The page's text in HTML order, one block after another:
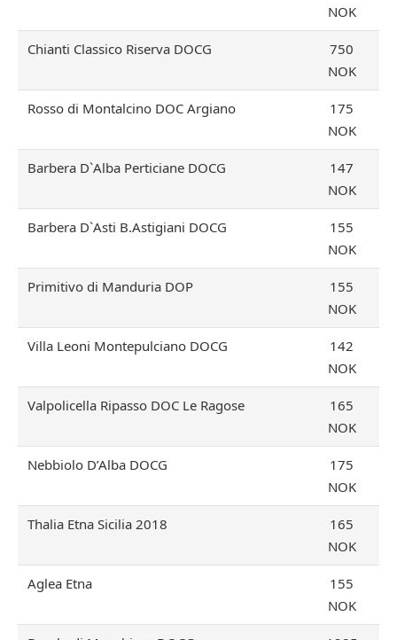
NOK
Chianti Classico Riserva DOCG
750
NOK
Rosso di Montalcino DOC Argiano
175
NOK
Barbera D`Alba Perticiane DOCG
147
NOK
Barbera D`Asti B.Astigiani DOCG
155
NOK
Primitivo di Manduria DOP
155
NOK
Villa Leoni Montepulciano DOCG
142
NOK
Valpolicella Ripasso DOC Le Ragose
165
NOK
Nebbiolo D’Alba DOCG
175
NOK
Thalia Etna Sicilia 2018
165
NOK
Aglea Etna
155
NOK